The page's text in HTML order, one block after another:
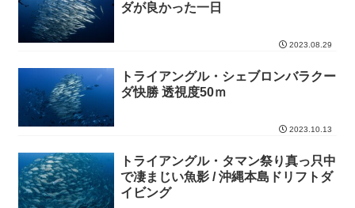
ダが良かった一日
2023.08.29
トライアングル・シェブロンバラクー
ダ快勝 透視度50ｍ
2023.10.13
トライアングル・タマン祭り真っ只中
で凄まじい魚影 / 沖縄本島ドリフトダ
イビング